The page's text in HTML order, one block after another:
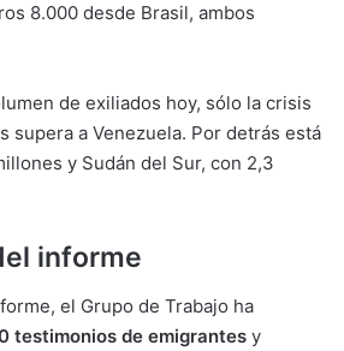
8.000 desde Brasil, ambos
de exiliados hoy, sólo la crisis
supera a Venezuela. Por detrás está
y Sudán del Sur, con 2,3
informe
el Grupo de Trabajo ha
testimonios de emigrantes y